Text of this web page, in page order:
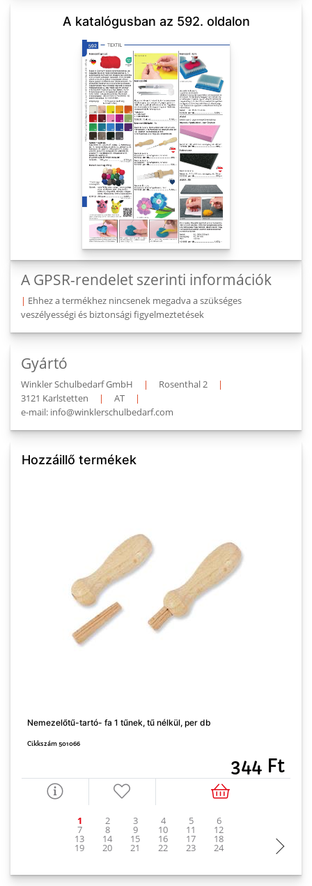
A katalógusban az 592. oldalon
A GPSR-rendelet szerinti információk
| Ehhez a termékhez nincsenek megadva a szükséges
veszélyességi és biztonsági figyelmeztetések
Gyártó
Winkler Schulbedarf GmbH | Rosenthal 2
|
3121 Karlstetten
| AT
|
e-mail: info@winklerschulbedarf.com
Hozzáillő termékek
Nemezelőtű-tartó- fa 1 tűnek, tű nélkül, per db
Cikkszám 501066
344 Ft